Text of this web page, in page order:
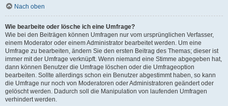
Nach oben
Wie bearbeite oder lösche ich eine Umfrage?
Wie bei den Beiträgen können Umfragen nur vom ursprünglichen Verfasser,
einem Moderator oder einem Administrator bearbeitet werden. Um eine
Umfrage zu bearbeiten, ändern Sie den ersten Beitrag des Themas; dieser ist
immer mit der Umfrage verknüpft. Wenn niemand eine Stimme abgegeben hat,
dann können Benutzer die Umfrage löschen oder die Umfrageoption
bearbeiten. Sollte allerdings schon ein Benutzer abgestimmt haben, so kann
die Umfrage nur noch von Moderatoren oder Administratoren geändert oder
gelöscht werden. Dadurch soll die Manipulation von laufenden Umfragen
verhindert werden.